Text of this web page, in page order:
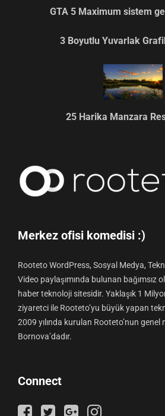
GTA 5 Maximum sistem
3 Boyutlu Yuvarlak
25 Harika Manzara
Merkez ofisi komedisi :)
Rooteto WordPress, Sosyal Medya,
Video paylaşımında bulunan bağımsız
haber teknoloji sitesidir. Yaklaşık 1
ziyaretci ile Rooteto’yu büyük yapan
2009 yılında kurulan Rooteto’nun
Bornova’dadır.
Connect